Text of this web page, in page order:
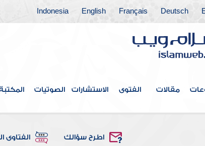
Deutsch
Français
English
Indonesia
مقالات الفتوى الاستشارات الصوتيات
اطرح سؤالك الفتاوى